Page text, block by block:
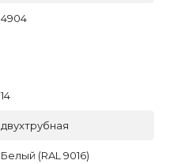
4904
14
двухтрубная
Белый (RAL 9016)